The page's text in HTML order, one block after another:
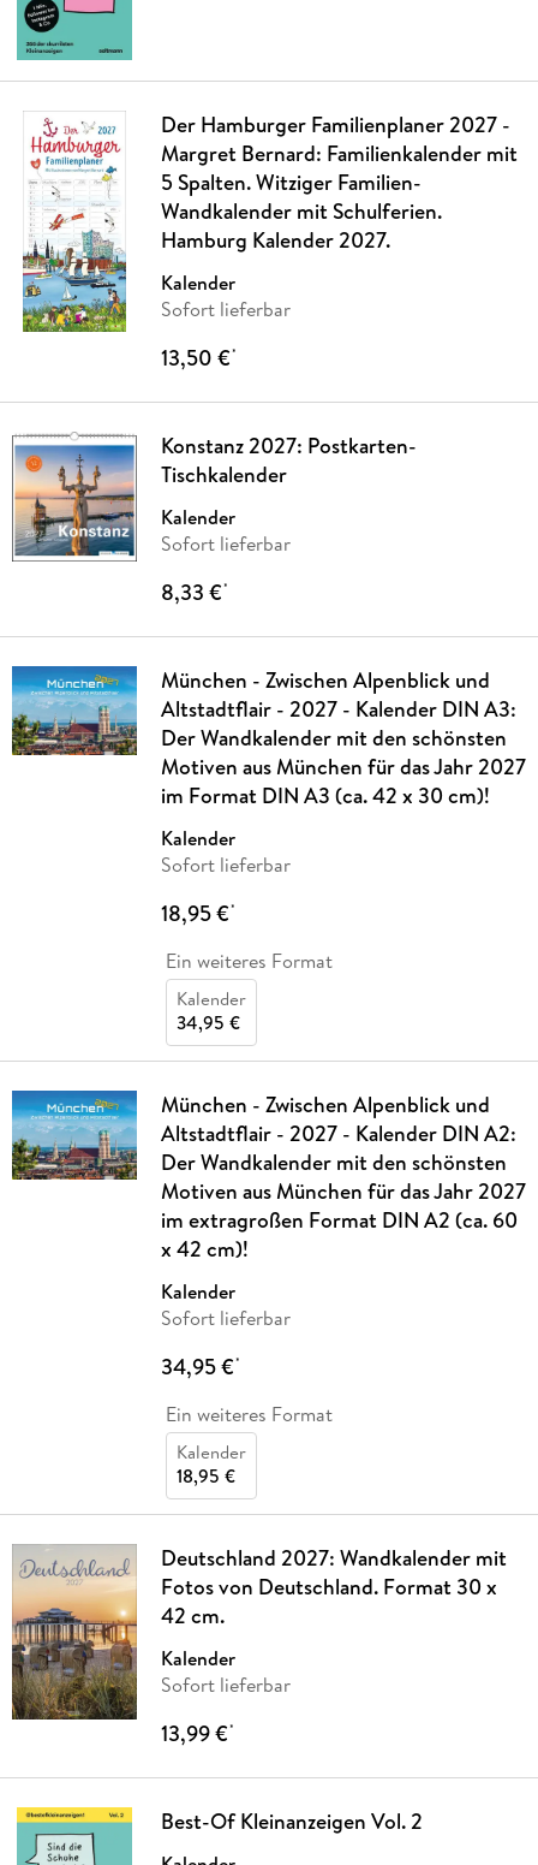
Der Hamburger Familienplaner 2027 -
Margret Bernard: Familienkalender mit
5 Spalten. Witziger Familien-
Wandkalender mit Schulferien.
Hamburg Kalender 2027.
Kalender
Sofort lieferbar
13,50 €*
Konstanz 2027: Postkarten-
Tischkalender
Kalender
Sofort lieferbar
8,33 €*
München - Zwischen Alpenblick und
Altstadtflair - 2027 - Kalender DIN A3:
Der Wandkalender mit den schönsten
Motiven aus München für das Jahr 2027
im Format DIN A3 (ca. 42 x 30 cm)!
Kalender
Sofort lieferbar
18,95 €*
Ein weiteres Format
Kalender
34,95 €
München - Zwischen Alpenblick und
Altstadtflair - 2027 - Kalender DIN A2:
Der Wandkalender mit den schönsten
Motiven aus München für das Jahr 2027
im extragroßen Format DIN A2 (ca. 60
x 42 cm)!
Kalender
Sofort lieferbar
34,95 €*
Ein weiteres Format
Kalender
18,95 €
Deutschland 2027: Wandkalender mit
Fotos von Deutschland. Format 30 x
42 cm.
Kalender
Sofort lieferbar
13,99 €*
Best-Of Kleinanzeigen Vol. 2